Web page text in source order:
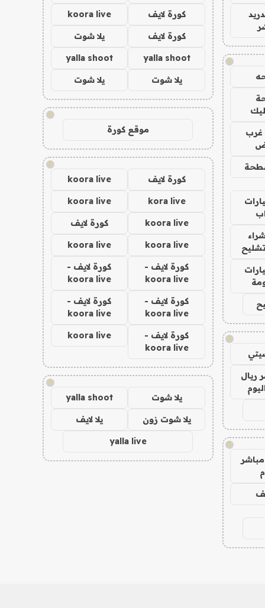
!
!
ريال
!
كورة لايف koora live
كورة لايف يلا شوت
yalla shoot
yalla shoot
يلا شوت يلا شوت
!
موقع كورة
!
كورة لايف koora live
kora live
koora live
koora live كورة لايف
koora live
koora live
كورة لايف -
koora live
كورة لايف -
koora live
كورة لايف -
koora live
كورة لايف -
koora live
كورة لايف -
koora live
koora live
!
يلا شوت yalla shoot
يلا شوت زون يلا لايف
yalla live